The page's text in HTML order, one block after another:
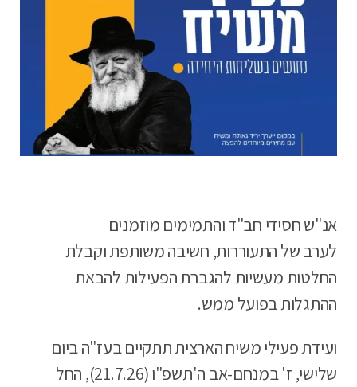
אנ"ש חסידי חב"ד והתמימים מוזמנים
לערב של התעוררות, חשיבה משותפת וקבלת
החלטות מעשיות להגברת הפעילות להבאת
ההתגלות בפועל ממש.
ועידת פעילי משיח הארצית תתקיים בעז"ה ביום
שלישי, ז' במנחם-אב ה'תשפ"ו (21.7.26), החל